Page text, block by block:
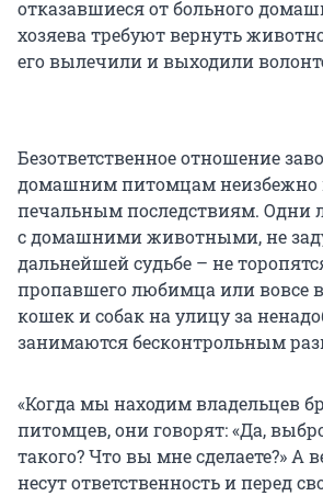
отказавшиеся от больного
хозяева требуют вернуть
его вылечили и выходили
Безответственное отношение
домашним питомцам неизбежно
печальным последствиям. Одни
с домашними животными, не
дальнейшей судьбе – не
пропавшего любимца или вовсе
кошек и собак на улицу за
занимаются бесконтрольным
«Когда мы находим владельцев
питомцев, они говорят: «Да,
такого? Что вы мне сделаете?» А
несут ответственность и перед